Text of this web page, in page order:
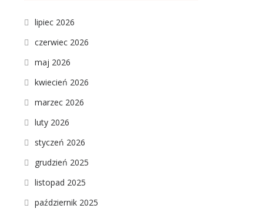
lipiec 2026
czerwiec 2026
maj 2026
kwiecień 2026
marzec 2026
luty 2026
styczeń 2026
grudzień 2025
listopad 2025
październik 2025